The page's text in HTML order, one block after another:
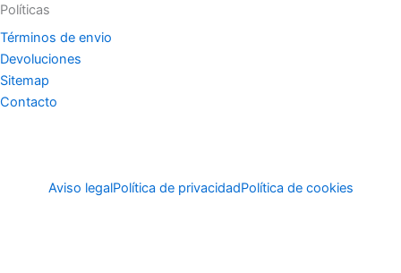
Políticas
Términos de envio
Devoluciones
Sitemap
Contacto
Aviso legalPolítica de privacidadPolítica de cookies